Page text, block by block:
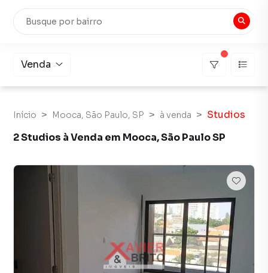
Venda
Início Mooca, São Paulo, SP à venda
Studios
2 Studios à Venda em Mooca, São Paulo SP